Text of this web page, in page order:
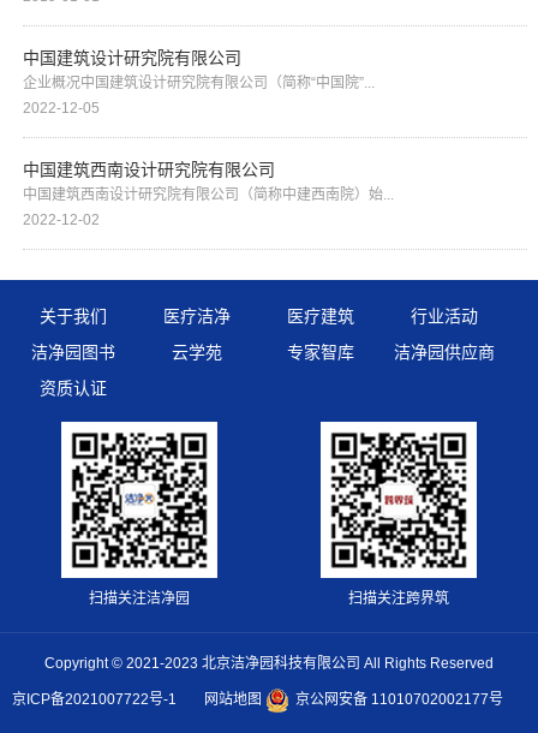
中国建筑设计研究院有限公司
企业概况中国建筑设计研究院有限公司（简称“中国院”...
2022-12-05
中国建筑西南设计研究院有限公司
中国建筑西南设计研究院有限公司（简称中建西南院）始...
2022-12-02
关于我们 医疗洁净 医疗建筑
行业活动
洁净园图书
云学苑 专家智库
洁净园供应商
资质认证
扫描关注洁净园 扫描关注跨界筑
Copyright © 2021-2023 北京洁净园科技有限公司 All Rights Reserved
京ICP备2021007722号-1 网站地图 京公网安备 11010702002177号